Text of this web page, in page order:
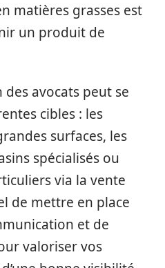
matières grasses est
un produit de
avocats peut se
cibles : les
surfaces, les
spécialisés ou
via la vente
de mettre en place
et de
valoriser vos